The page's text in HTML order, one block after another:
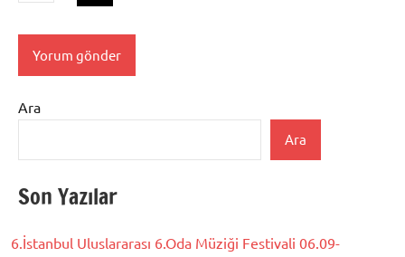
Ara
Ara
Son Yazılar
6.İstanbul Uluslararası 6.Oda Müziği Festivali 06.09-